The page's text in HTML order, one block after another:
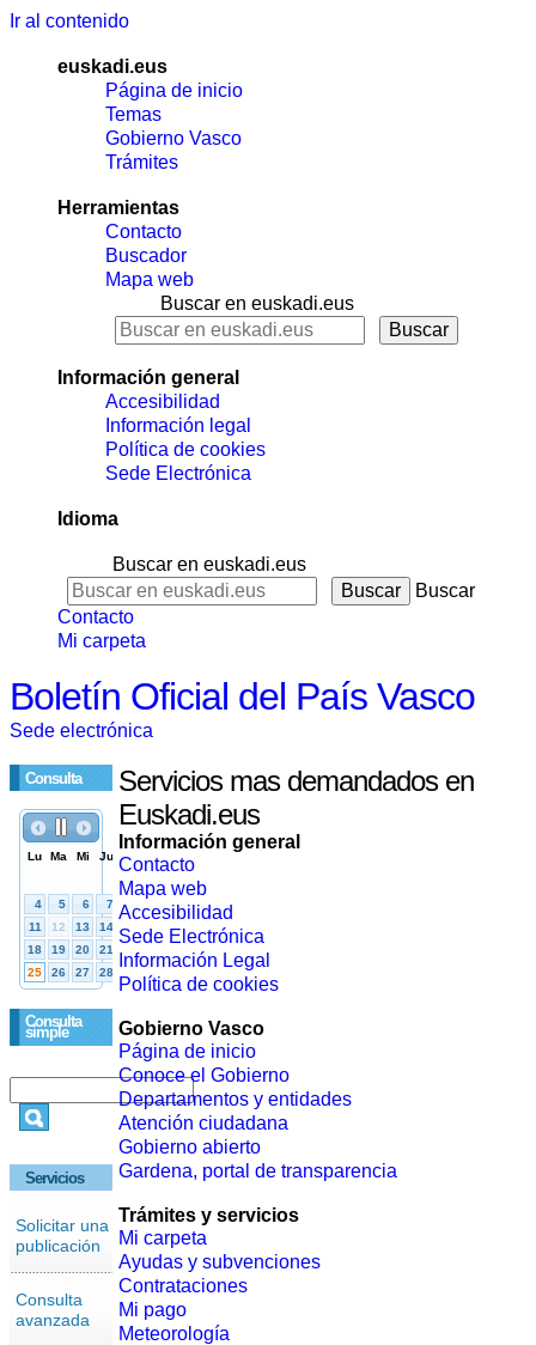
Ir al contenido
euskadi.eus
Página de inicio
Temas
Gobierno Vasco
Trámites
Herramientas
Contacto
Buscador
Mapa web
Buscar en euskadi.eus
Información general
Accesibilidad
Información legal
Política de cookies
Sede Electrónica
Idioma
Buscar en euskadi.eus
Buscar
Contacto
Mi carpeta
Boletín Oficial del País Vasco
Sede electrónica
Consulta
Consulta
simple
Servicios
Solicitar una
publicación
Consulta
avanzada
Servicios mas demandados en
Euskadi.eus
Información general
Contacto
Mapa web
Accesibilidad
Sede Electrónica
Información Legal
Política de cookies
Gobierno Vasco
Página de inicio
Conoce el Gobierno
Departamentos y entidades
Atención ciudadana
Gobierno abierto
Gardena, portal de transparencia
Trámites y servicios
Mi carpeta
Ayudas y subvenciones
Contrataciones
Mi pago
Meteorología